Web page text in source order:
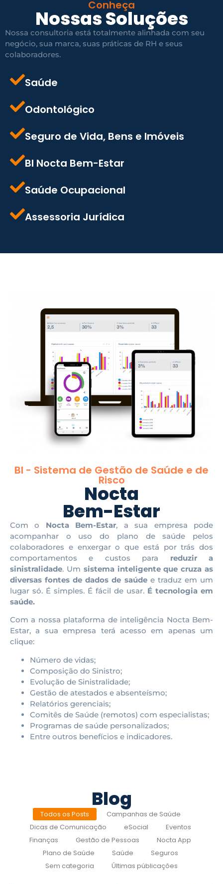
Conheça
Nossas Soluções
Nossa consultoria está totalmente alinhada com seu
negócio, sua marca, suas práticas de RH e seus
colaboradores.
Saúde
Odontológico
Seguro de Vida, Bens e Imóveis
BI Nocta Bem-Estar
Saúde Ocupacional
Assessoria Jurídica
BI - Sistema de Gestão de Saúde e de
Risco
Nocta
Bem-Estar
Com o Nocta Bem-Estar, a sua empresa pode
acompanhar o uso do plano de saúde pelos
colaboradores e enxergar o que está por trás dos
comportamentos e custos para reduzir a
sinistralidade. Um sistema inteligente que cruza as
diversas fontes de dados de saúdee traduz em um
lugar só. É simples. É fácil de usar. É tecnologia em
saúde.
Com a nossa plataforma de inteligência Nocta Bem-
Estar, a sua empresa terá acesso em apenas um
clique:
Número de vidas;
Composição do Sinistro;
Evolução de Sinistralidade;
Gestão de atestados e absenteísmo;
Relatórios gerenciais;
Comitês de Saúde (remotos) com especialistas;
Programas de saúde personalizados;
Entre outros benefícios e indicadores.
Blog
Todos os Posts
Campanhas de Saúde
Dicas de Comunicação
eSocial
Eventos
Finanças
Gestão de Pessoas
Nocta App
Plano de Saúde
Saúde
Seguros
Sem categoria
Últimas públicações